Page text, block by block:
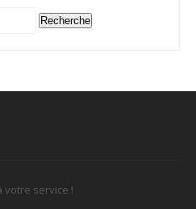
Recherche
votre service !